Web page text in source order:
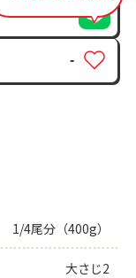
-
1/4尾分（400g）
大さじ2